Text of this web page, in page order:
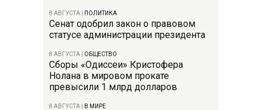
8 АВГУСТА ПОЛИТИКА
Сенат одобрил закон о правовом
статусе администрации президента
8 АВГУСТА ОБЩЕСТВО
Сборы «Одиссеи» Кристофера
Нолана в мировом прокате
превысили 1 млрд долларов
8 АВГУСТА В МИРЕ